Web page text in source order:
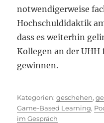
notwendigerweise
Hochschuldidaktik
dass es weiterhin
Kollegen an der UHH
gewinnen.
Kategorien
geschehen,
Game-Based Learning,
im Gespräch